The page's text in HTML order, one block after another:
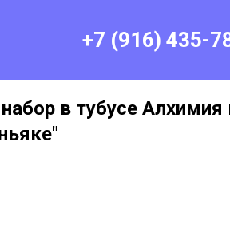
+7 (916) 435-
в тубусе Алхимия